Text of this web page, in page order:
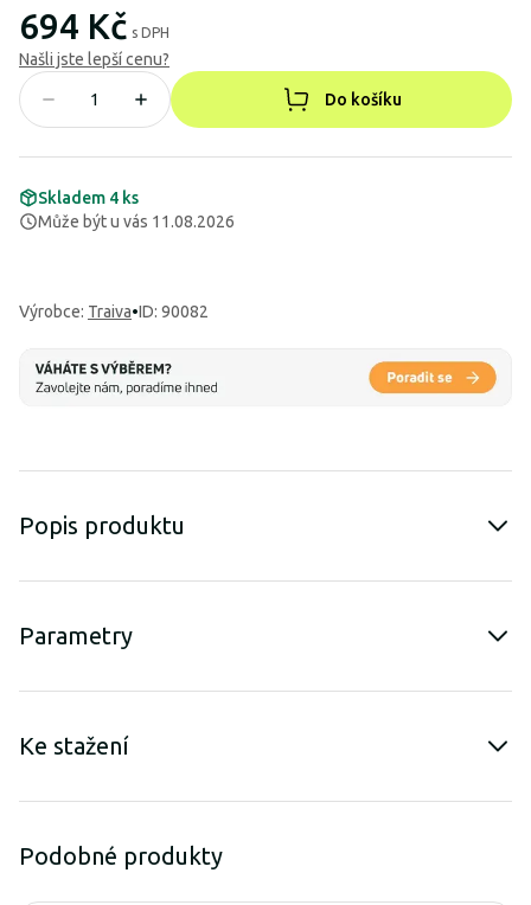
694 Kč s DPH
Našli jste lepší cenu?
Do košíku
Skladem 4 ks
Může být u vás 11.08.2026
Výrobce: Traiva•ID: 90082
Popis produktu
Parametry
Ke stažení
Podobné produkty